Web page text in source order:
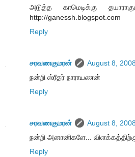
அடுத்த காமெடிக்கு
http://ganessh.blogspot.com
Reply
சரவணகுமரன்
August 8,
நன்றி ஸ்ரீதர் நாராயணன்
Reply
சரவணகுமரன்
August 8,
நன்றி அனானிகளே...
Reply